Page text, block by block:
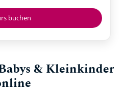
buchen
& Kleinkinder